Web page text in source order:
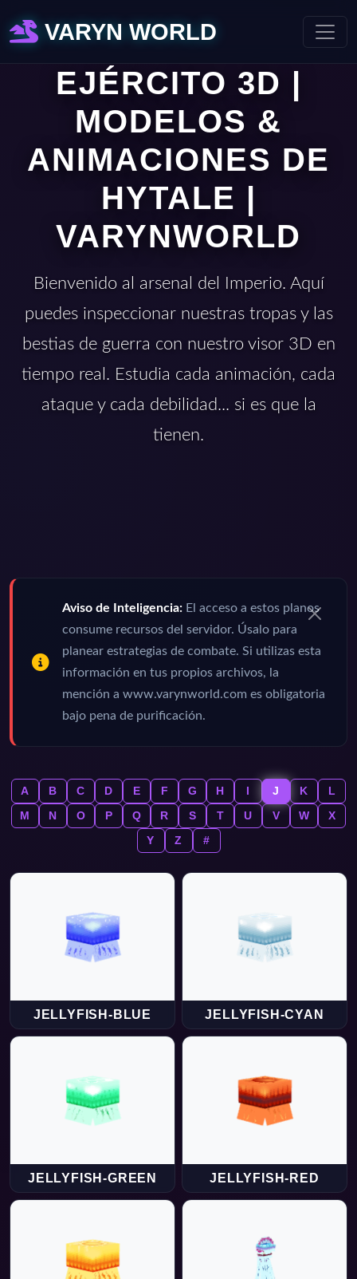
VARYN WORLD
EJÉRCITO 3D |
MODELOS &
ANIMACIONES DE
HYTALE |
VARYNWORLD
Bienvenido al arsenal del Imperio. Aquí
puedes inspeccionar nuestras tropas y las
bestias de guerra con nuestro visor 3D en
tiempo real. Estudia cada animación, cada
ataque y cada debilidad... si es que la
tienen.
Aviso de Inteligencia: El acceso a estos planos
consume recursos del servidor. Úsalo para
planear estrategias de combate. Si utilizas esta
información en tus propios archivos, la
mención a www.varynworld.com es obligatoria
bajo pena de purificación.
A B C D E F G H I J K
L
M
N O P Q R S T U V W
X
Y
Z #
JELLYFISH-BLUE JELLYFISH-CYAN
JELLYFISH-GREEN JELLYFISH-RED